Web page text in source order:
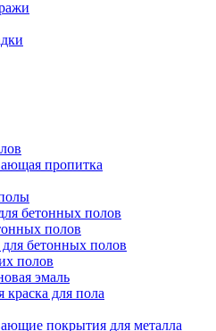
пропитка
бетонных полов
полов
бетонных полов
полов
эмаль
краска для пола
покрытия для металла